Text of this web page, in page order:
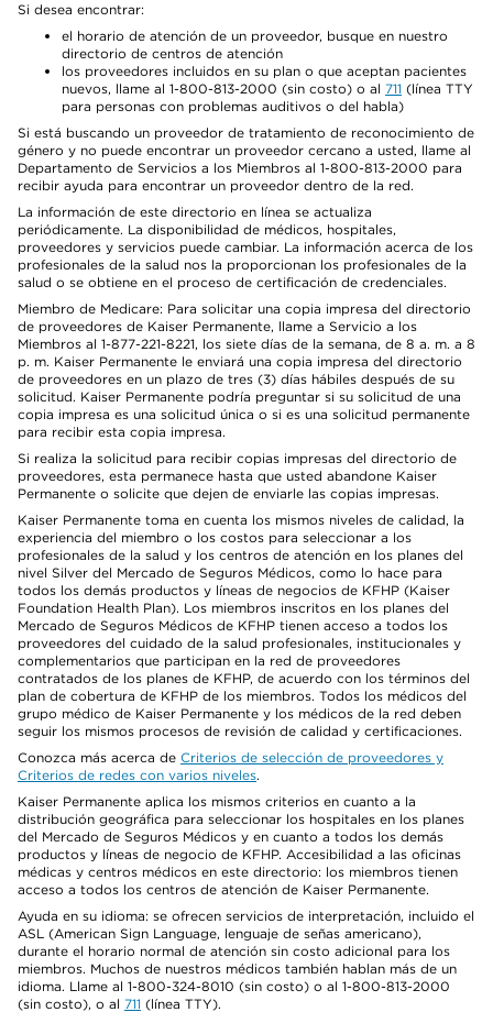
Si desea encontrar:
el horario de atención de un proveedor, busque en nuestro
directorio de centros de atención
los proveedores incluidos en su plan o que aceptan pacientes
nuevos, llame al 1-800-813-2000 (sin costo) o al 711 (línea TTY
para personas con problemas auditivos o del habla)
Si está buscando un proveedor de tratamiento de reconocimiento de
género y no puede encontrar un proveedor cercano a usted, llame al
Departamento de Servicios a los Miembros al 1-800-813-2000 para
recibir ayuda para encontrar un proveedor dentro de la red.
La información de este directorio en línea se actualiza
periódicamente. La disponibilidad de médicos, hospitales,
proveedores y servicios puede cambiar. La información acerca de los
profesionales de la salud nos la proporcionan los profesionales de la
salud o se obtiene en el proceso de certificación de credenciales.
Miembro de Medicare: Para solicitar una copia impresa del directorio
de proveedores de Kaiser Permanente, llame a Servicio a los
Miembros al 1-877-221-8221, los siete días de la semana, de 8 a. m. a 8
p. m. Kaiser Permanente le enviará una copia impresa del directorio
de proveedores en un plazo de tres (3) días hábiles después de su
solicitud. Kaiser Permanente podría preguntar si su solicitud de una
copia impresa es una solicitud única o si es una solicitud permanente
para recibir esta copia impresa.
Si realiza la solicitud para recibir copias impresas del directorio de
proveedores, esta permanece hasta que usted abandone Kaiser
Permanente o solicite que dejen de enviarle las copias impresas.
Kaiser Permanente toma en cuenta los mismos niveles de calidad, la
experiencia del miembro o los costos para seleccionar a los
profesionales de la salud y los centros de atención en los planes del
nivel Silver del Mercado de Seguros Médicos, como lo hace para
todos los demás productos y líneas de negocios de KFHP (Kaiser
Foundation Health Plan). Los miembros inscritos en los planes del
Mercado de Seguros Médicos de KFHP tienen acceso a todos los
proveedores del cuidado de la salud profesionales, institucionales y
complementarios que participan en la red de proveedores
contratados de los planes de KFHP, de acuerdo con los términos del
plan de cobertura de KFHP de los miembros. Todos los médicos del
grupo médico de Kaiser Permanente y los médicos de la red deben
seguir los mismos procesos de revisión de calidad y certificaciones.
Conozca más acerca de Criterios de selección de proveedores y
Criterios de redes con varios niveles.
Kaiser Permanente aplica los mismos criterios en cuanto a la
distribución geográfica para seleccionar los hospitales en los planes
del Mercado de Seguros Médicos y en cuanto a todos los demás
productos y líneas de negocio de KFHP. Accesibilidad a las oficinas
médicas y centros médicos en este directorio: los miembros tienen
acceso a todos los centros de atención de Kaiser Permanente.
Ayuda en su idioma: se ofrecen servicios de interpretación, incluido el
ASL (American Sign Language, lenguaje de señas americano),
durante el horario normal de atención sin costo adicional para los
miembros. Muchos de nuestros médicos también hablan más de un
idioma. Llame al 1-800-324-8010 (sin costo) o al 1-800-813-2000
(sin costo), o al 711 (línea TTY).